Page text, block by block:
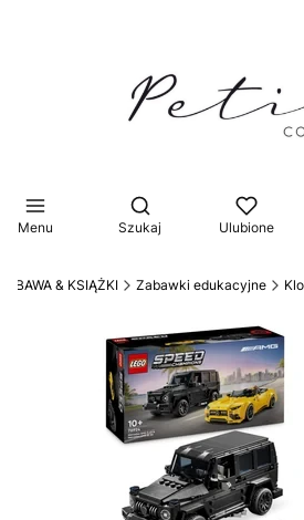
Menu
Otwórz wyszukiwarkę
Szukaj Ulubione
& KSIĄŻKI Zabawki edukacyjne